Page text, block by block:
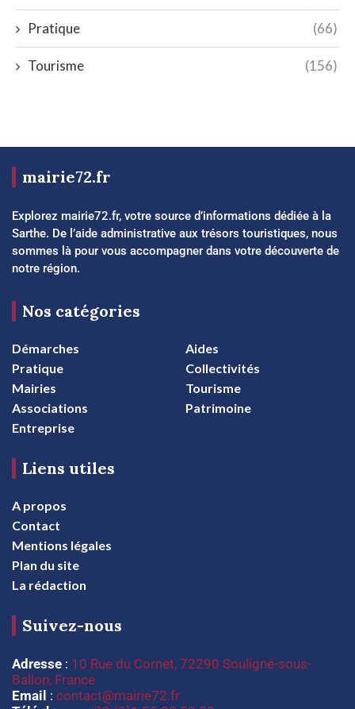
Pratique (66)
Tourisme (156)
mairie72.fr
Explorez mairie72.fr, votre source d’informations dédiée à la
Sarthe. De l’aide administrative aux trésors touristiques, nous
sommes là pour vous accompagner dans votre découverte de
notre région.
Nos catégories
Démarches
Aides
Pratique
Collectivités
Mairies
Tourisme
Associations
Patrimoine
Entreprise
Liens utiles
A propos
Contact
Mentions légales
Plan du site
La rédaction
Suivez-nous
Adresse : 10 Rue du Cornet, 72290 Souligné-sous-
Ballon, France
Email : contact@mairie72.fr